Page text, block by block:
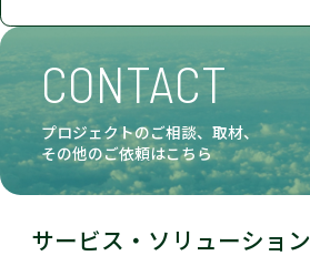
CONTACT
プロジェクトのご相談、取材、
その他のご依頼はこちら
サービス・ソリューション